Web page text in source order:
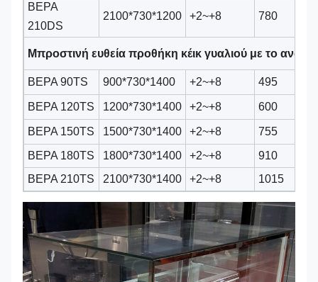
ΒΕΡΑ
210DS
2100*730*1200 +2~+8 780
Μπροστινή ευθεία προθήκη κέικ γυαλιού με το
ΒΕΡΑ 90TS 900*730*1400 +2~+8 495
ΒΕΡΑ 120TS 1200*730*1400 +2~+8 600
ΒΕΡΑ 150TS 1500*730*1400 +2~+8 755
ΒΕΡΑ 180TS
1800*730*1400 +2~+8 910
ΒΕΡΑ 210TS
2100*730*1400 +2~+8 1015